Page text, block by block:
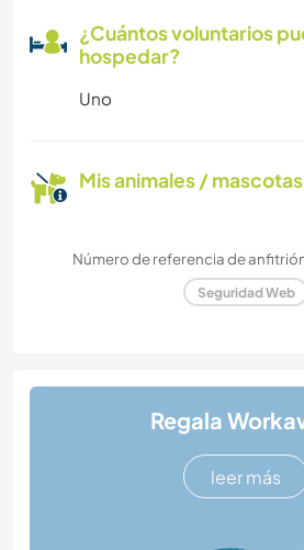
¿Cuántos voluntarios
hospedar?
Uno
Mis animales / mascotas
Número de referencia de
Seguridad Web
Regala
leer más